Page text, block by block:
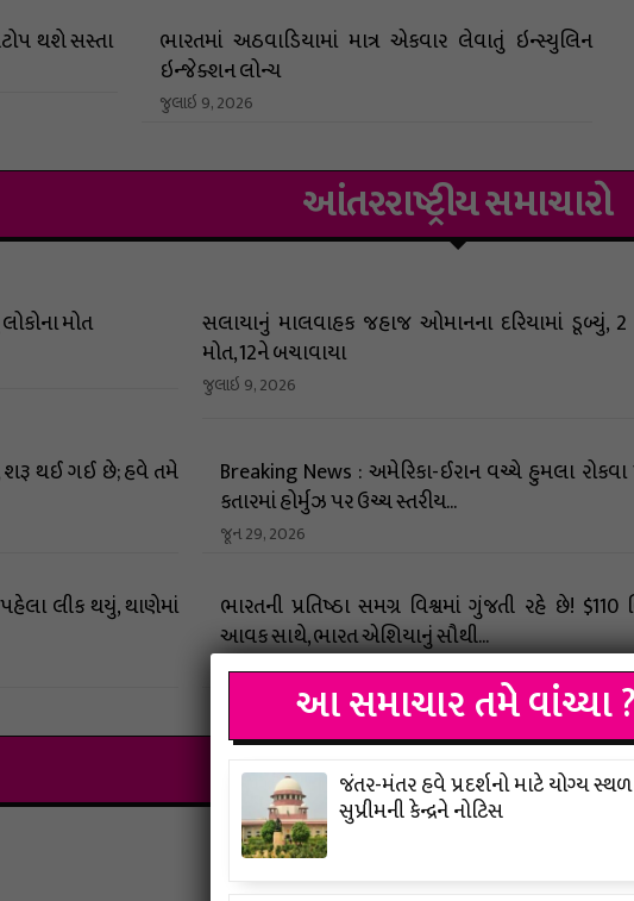
થશે સસ્તા
ભારતમાં અઠવાડિયામાં માત્ર એકવાર લેવાતું ઇન્સ્યુલિન
ઇન્જેક્શન લોન્ચ
જુલાઇ 9, 2026
આંતરરાષ્ટ્રીય સમાચારો
મોત
સલાયાનું માલવાહક જહાજ ઓમાનના દરિયામાં ડૂબ્યું,
મોત, 12ને બચાવાયા
જુલાઇ 9, 2026
શરૂ થઈ ગઈ છે; હવે તમે
Breaking News : અમેરિકા-ઈરાન વચ્ચે હુમલા
કતારમાં હોર્મુઝ પર ઉચ્ચ સ્તરીય...
જૂન 29, 2026
પહેલા લીક થયું, થાણેમાં
ભારતની પ્રતિષ્ઠા સમગ્ર વિશ્વમાં ગુંજતી રહે છે! $110
આવક સાથે, ભારત એશિયાનું સૌથી...
જૂન 26, 2026
સ્પોર્ટ્સ
આ સમાચાર તમે વાંચ્યા ?
જંતર-મંતર હવે પ્રદર્શનો માટે યોગ્ય
સુપ્રીમની કેન્દ્રને નોટિસ